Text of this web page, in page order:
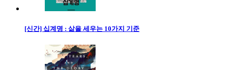
[신간] 십계명 : 삶을 세우는 10가지 기준